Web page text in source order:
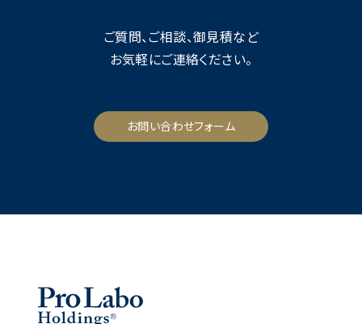
ご質問、ご相談、御見積など
お気軽にご連絡ください。
お問い合わせフォーム